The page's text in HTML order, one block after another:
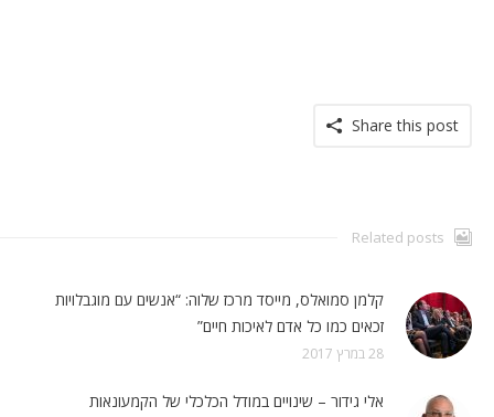
Share this post
Related posts
קלמן סמואלס, מייסד מרכז שלוה: “אנשים עם מוגבלויות
זכאים כמו כל אדם לאיכות חיים”
28 במרץ 2017
אלי גידור – שינויים במודל הכלכלי של הקמעונאות